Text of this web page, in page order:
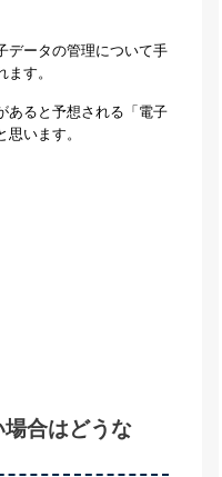
データの管理について手
す。
あると予想される「電子
います。
合はどうな